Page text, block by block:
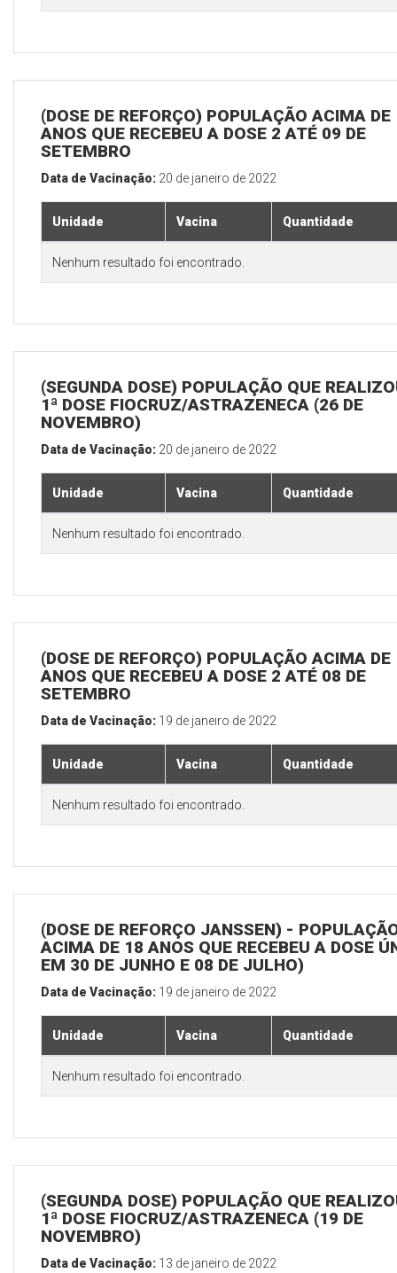
(DOSE DE REFORÇO) POPULAÇÃO ACIMA DE
ANOS QUE RECEBEU A DOSE 2 ATÉ 09 DE
SETEMBRO
Data de Vacinação: 20 de janeiro de 2022
Unidade Vacina Quantidade
Nenhum resultado foi encontrado.
(SEGUNDA DOSE) POPULAÇÃO QUE
1ª DOSE FIOCRUZ/ASTRAZENECA (26 DE
NOVEMBRO)
Data de Vacinação: 20 de janeiro de 2022
Unidade Vacina Quantidade
Nenhum resultado foi encontrado.
(DOSE DE REFORÇO) POPULAÇÃO ACIMA DE
ANOS QUE RECEBEU A DOSE 2 ATÉ 08 DE
SETEMBRO
Data de Vacinação: 19 de janeiro de 2022
Unidade Vacina Quantidade
Nenhum resultado foi encontrado.
(DOSE DE REFORÇO JANSSEN) -
ACIMA DE 18 ANOS QUE RECEBEU A DOSE
EM 30 DE JUNHO E 08 DE JULHO)
Data de Vacinação: 19 de janeiro de 2022
Unidade Vacina Quantidade
Nenhum resultado foi encontrado.
(SEGUNDA DOSE) POPULAÇÃO QUE
1ª DOSE FIOCRUZ/ASTRAZENECA (19 DE
NOVEMBRO)
Data de Vacinação: 13 de janeiro de 2022